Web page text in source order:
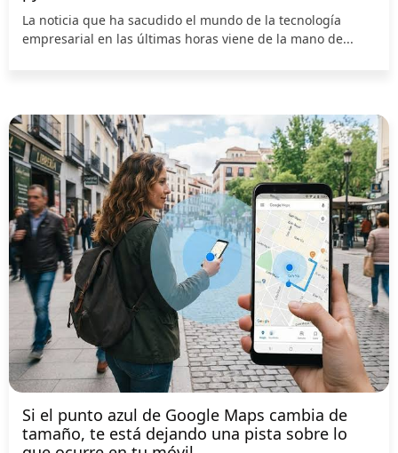
La noticia que ha sacudido el mundo de la tecnología
empresarial en las últimas horas viene de la mano de...
Si el punto azul de Google Maps cambia de
tamaño, te está dejando una pista sobre lo